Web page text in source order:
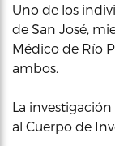
Uno de los
de San José,
Médico de Río
ambos.
La
al Cuerpo de